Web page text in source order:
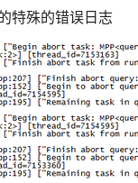
特殊的错误日志